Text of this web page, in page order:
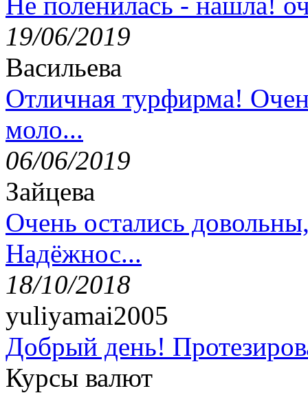
19/06/2019
Васильева
Отличная турфирма!
моло...
06/06/2019
Зайцева
Очень остались
Надёжнос...
18/10/2018
yuliyamai2005
Добрый день!
Курсы валют